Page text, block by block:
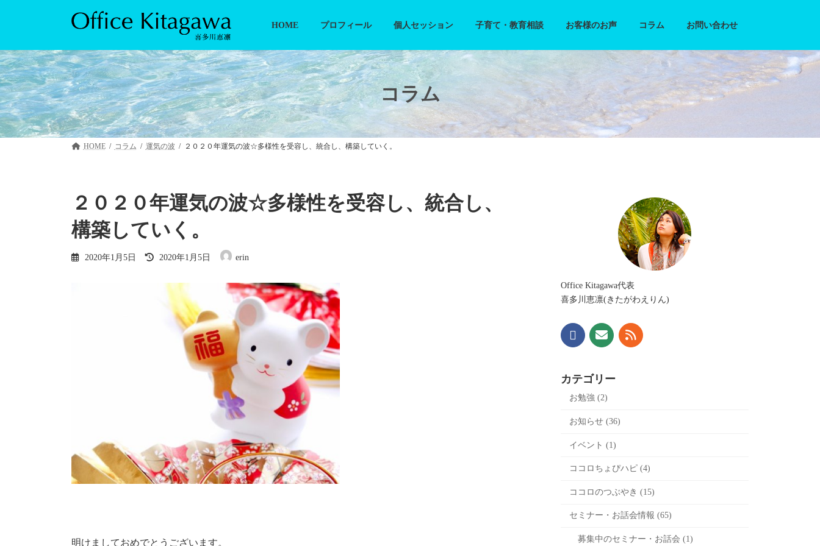
ツ
へ
ス
キ
ッ
プ
シ
ョ
ン
に
移
動
HOME プロフィール 個人セッション 子育て・教育相談 お客様のお声 コラム お問い合わせ
コラム
HOME コラム 運気の波 ２０２０年運気の波☆多様性を受容し、統合し、構築していく。
２０２０年運気の波☆多様性を受容し、統合し、
構築していく。
2020年1月5日
最
新
2020年1月5日 erin
明けましておめでとうございます。
Office Kitagawa代表
喜多川恵凛(きたがわえりん)
カテゴリー
お勉強 (2)
お知らせ (36)
イベント (1)
ココロちょぴハピ (4)
ココロのつぶやき (15)
セミナー・お話会情報 (65)
募集中のセミナー・お話会 (1)